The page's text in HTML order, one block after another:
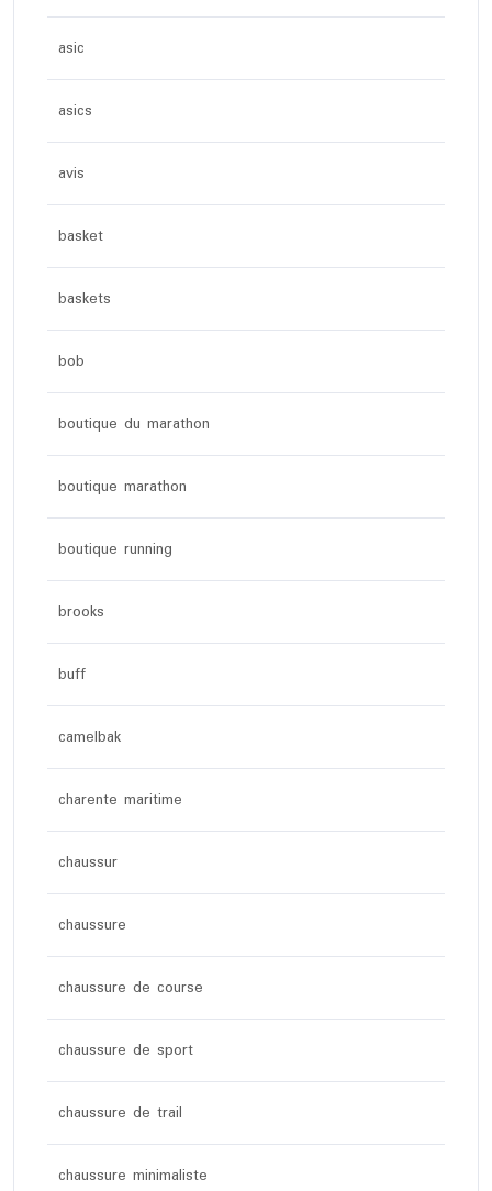
asic
asics
avis
basket
baskets
bob
boutique du marathon
boutique marathon
boutique running
brooks
buff
camelbak
charente maritime
chaussur
chaussure
chaussure de course
chaussure de sport
chaussure de trail
chaussure minimaliste